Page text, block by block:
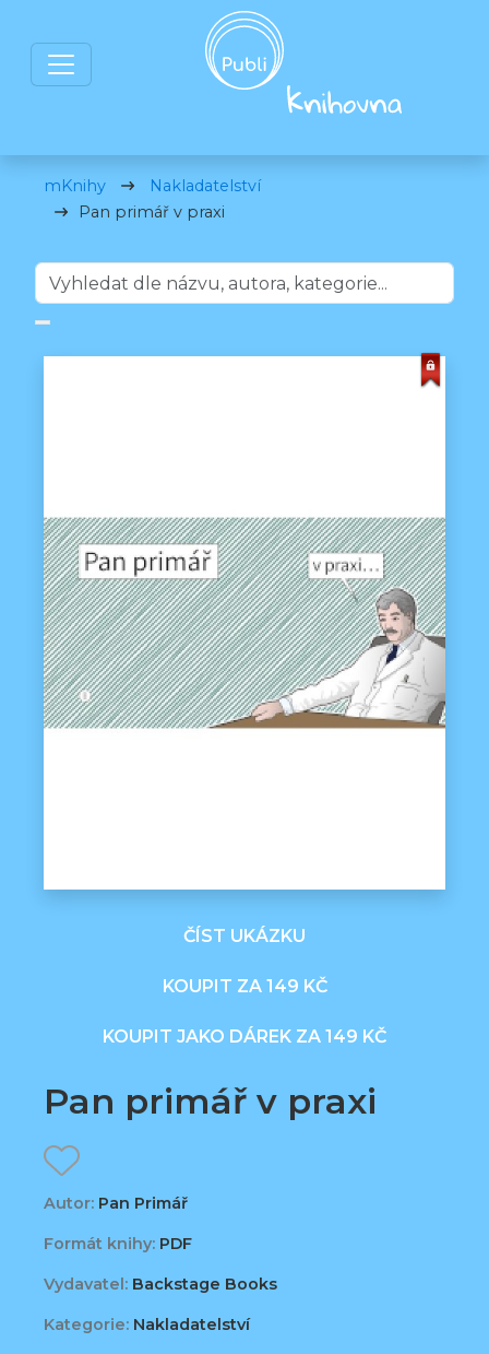
mKnihy
Nakladatelství
Pan primář v praxi
ČÍST UKÁZKU
KOUPIT ZA 149 KČ
KOUPIT JAKO DÁREK ZA 149 KČ
Pan primář v praxi
Autor: Pan Primář
Formát knihy: PDF
Vydavatel: Backstage Books
Kategorie: Nakladatelství